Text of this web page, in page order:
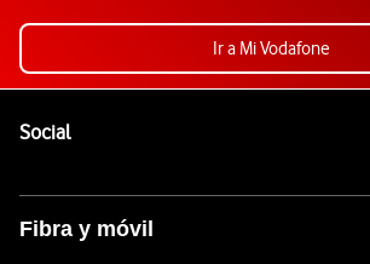
Ir a Mi Vodafone
SocialEnlaces a las redes sociales de
Fibra y móvil